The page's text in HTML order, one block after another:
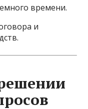
времени.
и